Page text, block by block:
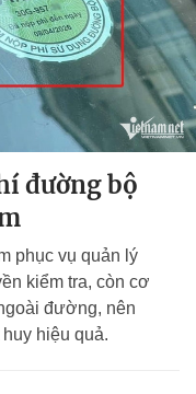
đường bộ
phục vụ quản lý
kiểm tra, còn cơ
đường, nên
hiệu quả.